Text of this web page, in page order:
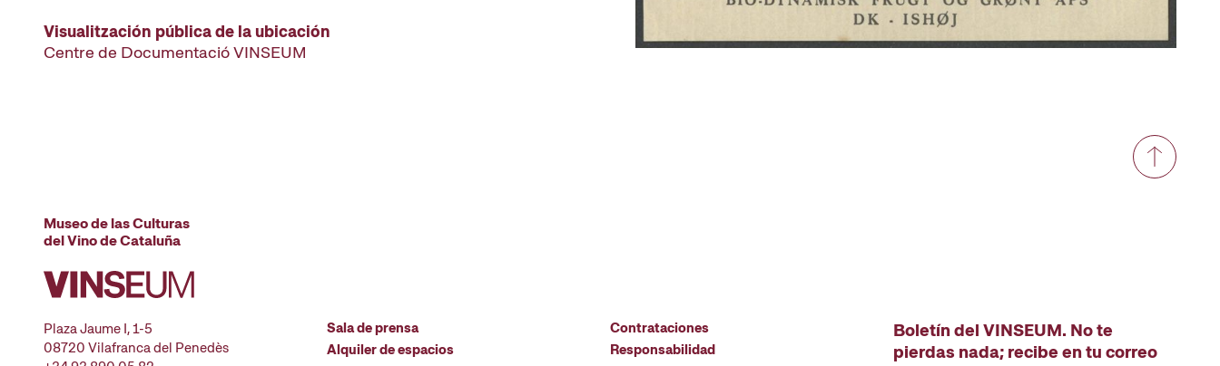
Visualitzación pública de la ubicación
Centre de Documentació VINSEUM
Museo de las Culturas
del Vino de Cataluña
Plaza Jaume I, 1-5
08720 Vilafranca del Penedès
Sala de prensa
Alquiler de espacios
Contrataciones
Responsabilidad
Boletín del VINSEUM. No te
pierdas nada; recibe en tu correo